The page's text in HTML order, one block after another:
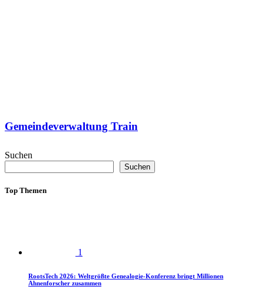
Gemeindeverwaltung Train
Suchen
Suchen
Top Themen
1
RootsTech 2026: Weltgrößte Genealogie-Konferenz bringt Millionen
Ahnenforscher zusammen